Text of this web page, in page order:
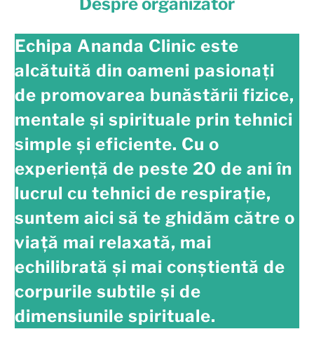
Echipa Ananda Clinic este
alcătuită din oameni pasionați
de promovarea bunăstării fizice,
mentale și spirituale prin tehnici
simple și eficiente. Cu o
experiență de peste 20 de ani în
lucrul cu tehnici de respirație,
suntem aici să te ghidăm către o
viață mai relaxată, mai
echilibrată și mai conștientă de
corpurile subtile și de
dimensiunile spirituale.